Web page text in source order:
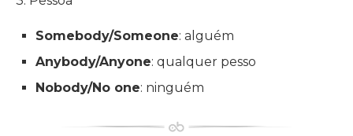
Somebody/Someone: alguém
Anybody/Anyone: qualquer pesso
Nobody/No one: ninguém